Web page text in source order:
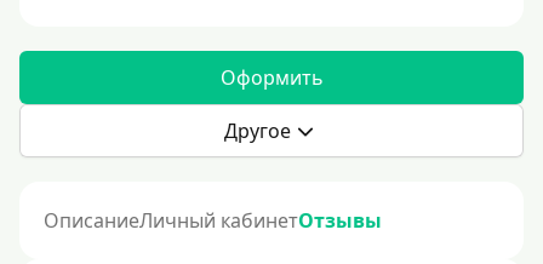
Оформить
Другое
ОписаниеЛичный кабинетОтзывы